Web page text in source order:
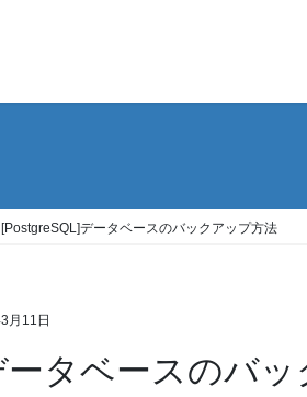
[PostgreSQL]データベースのバックアップ方法
月11日
タベースのバ